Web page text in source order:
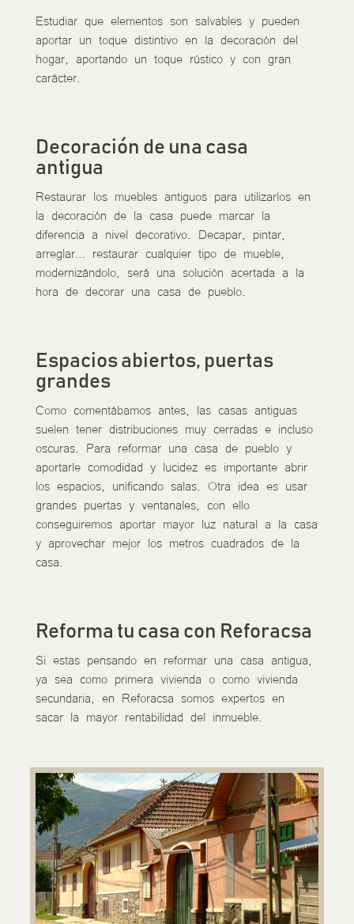
Estudiar que elementos son salvables y pueden
aportar un toque distintivo en la decoración del
hogar, aportando un toque rústico y con gran
carácter.
Decoración de una casa
antigua
Restaurar los muebles antiguos para utilizarlos en
la decoración de la casa puede marcar la
diferencia a nivel decorativo. Decapar, pintar,
arreglar… restaurar cualquier tipo de mueble,
modernizándolo, será una solución acertada a la
hora de decorar una casa de pueblo.
Espacios abiertos, puertas
grandes
Como comentábamos antes, las casas antiguas
suelen tener distribuciones muy cerradas e incluso
oscuras. Para reformar una casa de pueblo y
aportarle comodidad y lucidez es importante abrir
los espacios, unificando salas. Otra idea es usar
grandes puertas y ventanales, con ello
conseguiremos aportar mayor luz natural a la casa
y aprovechar mejor los metros cuadrados de la
casa.
Reforma tu casa con Reforacsa
Si estas pensando en reformar una casa antigua,
ya sea como primera vivienda o como vivienda
secundaria, en Reforacsa somos expertos en
sacar la mayor rentabilidad del inmueble.